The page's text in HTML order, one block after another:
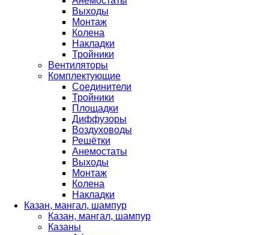
Выходы
Монтаж
Колена
Накладки
Тройники
Вентиляторы
Комплектующие
Соединители
Тройники
Площадки
Диффузоры
Воздуховоды
Решётки
Анемостаты
Выходы
Монтаж
Колена
Накладки
Казан, мангал, шампур
Казан, мангал, шампур
Казаны